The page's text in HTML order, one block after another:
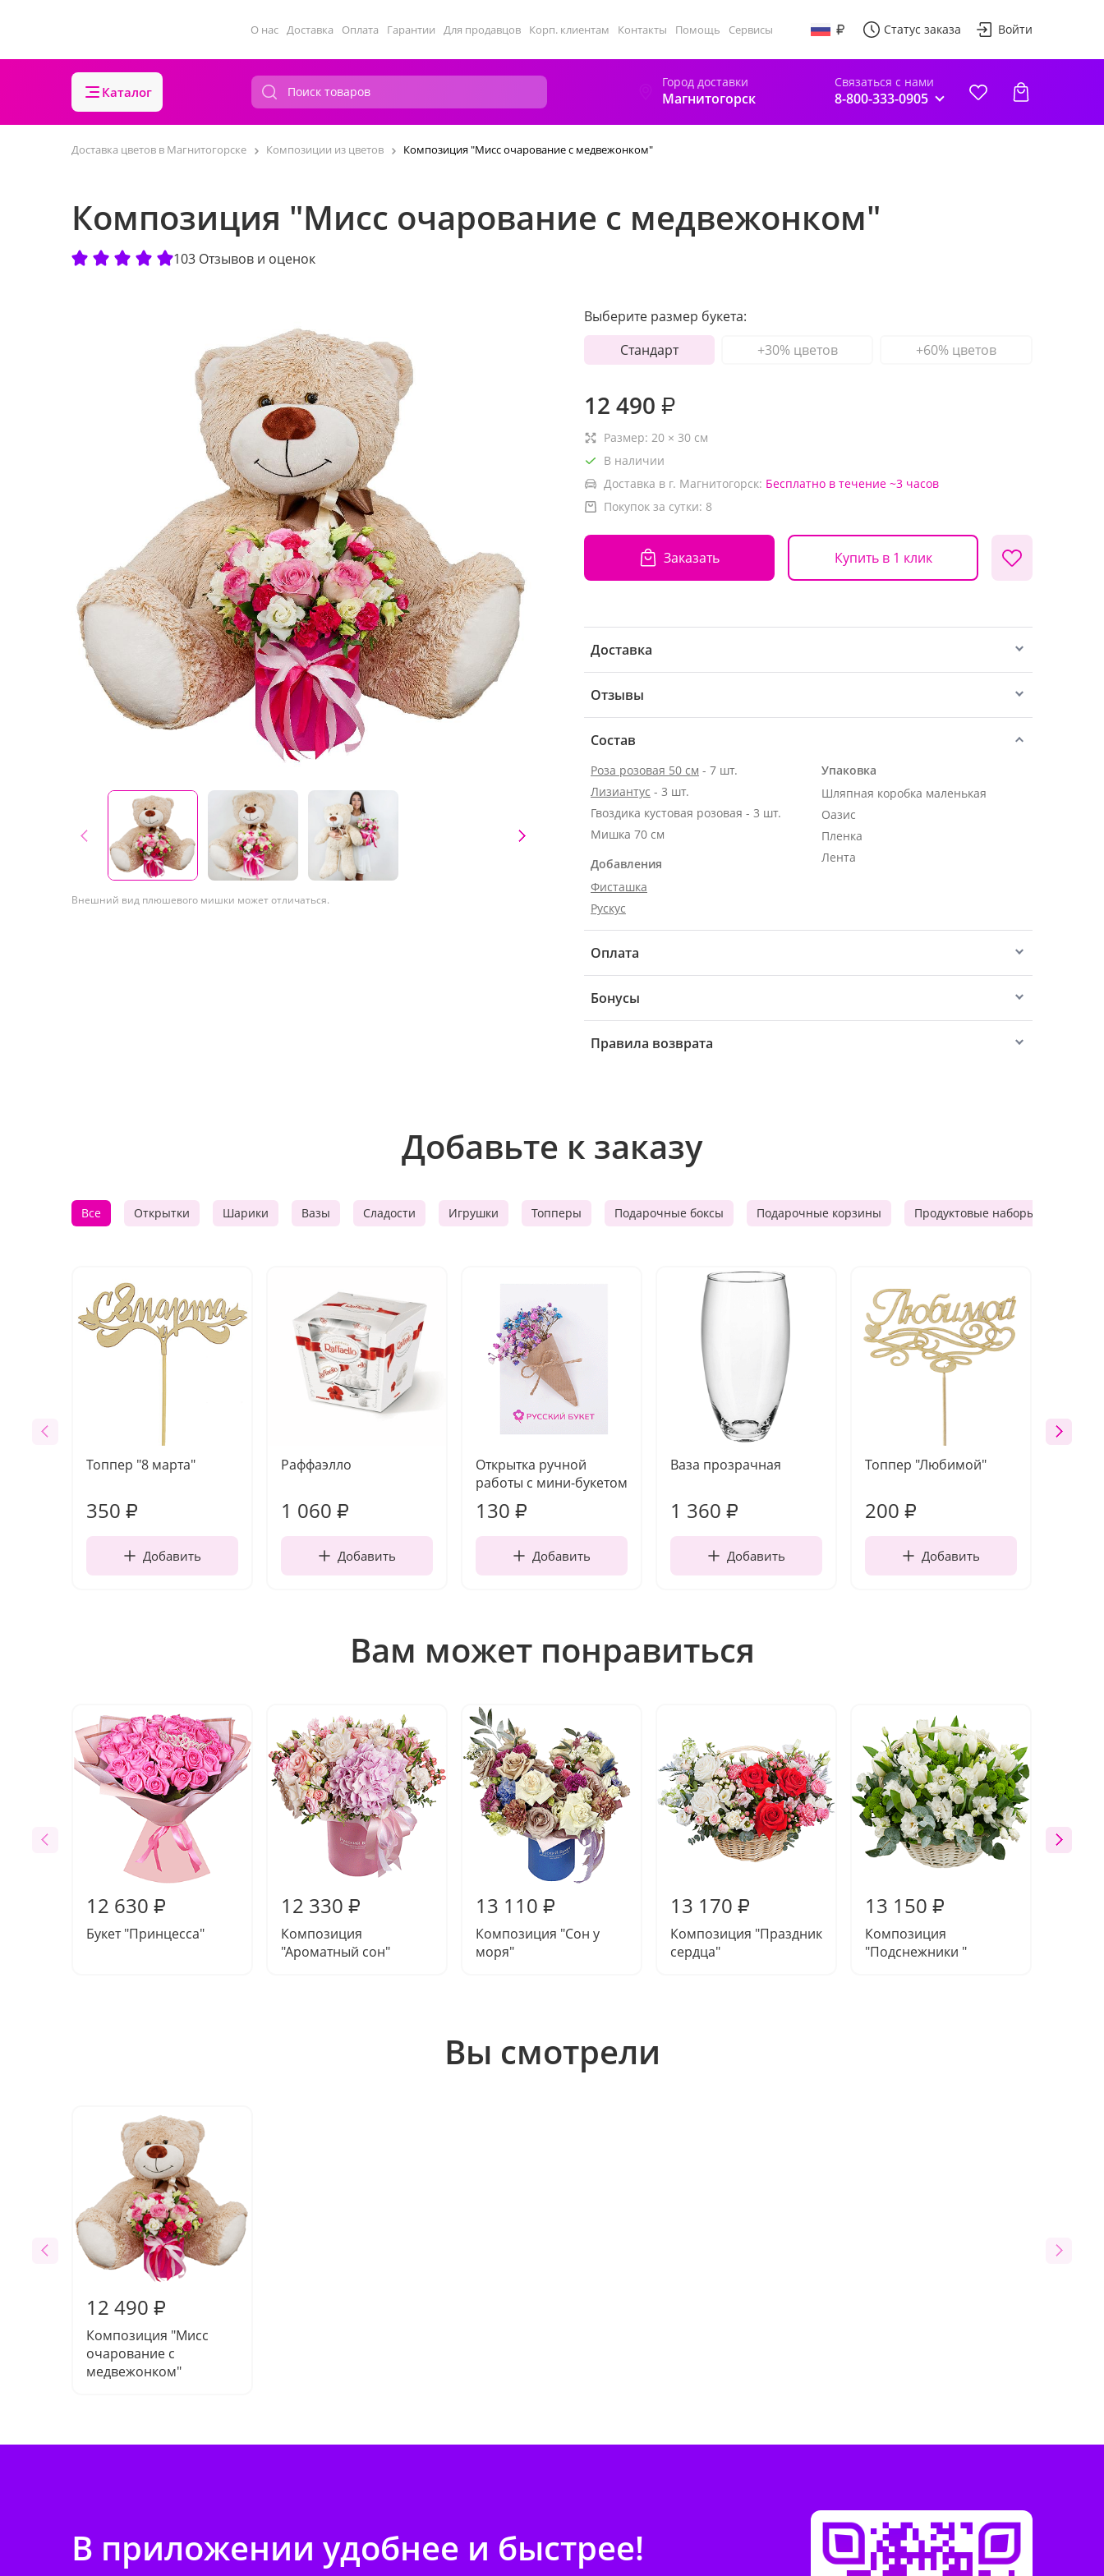
О нас Доставка Оплата Гарантии Для продавцов Корп. клиентам Контакты Помощь Сервисы Статус заказа Войти
Каталог
Город доставки
Магнитогорск
Связаться с нами
8-800-333-0905
Доставка цветов в Магнитогорске Композиции из цветов Композиция "Мисс очарование с медвежонком"
Композиция "Мисс очарование с медвежонком"
103 Отзывов и оценок
Внешний вид плюшевого мишки может отличаться.
Выберите размер букета:
Стандарт
+30% цветов +60% цветов
12 490 ₽
Размер: 20 × 30 см
В наличии
Доставка в г. Магнитогорск: Бесплатно в течение ~3 часов
Покупок за сутки: 8
Заказать Купить в 1 клик
Доставка
Отзывы
Состав
Роза розовая 50 см - 7 шт.
Лизиантус - 3 шт.
Гвоздика кустовая розовая - 3 шт.
Мишка 70 см
Добавления
Фисташка
Рускус
Упаковка
Шляпная коробка маленькая
Оазис
Пленка
Лента
Оплата
Бонусы
Правила возврата
Добавьте к заказу
Все Открытки Шарики Вазы Сладости Игрушки Топперы Подарочные боксы Подарочные корзины Продуктовые наборы
Топпер "8 марта"
350 ₽
Добавить
Раффаэлло
1 060 ₽
Добавить
Открытка ручной
работы с мини-букетом
130 ₽
Добавить
Ваза прозрачная
1 360 ₽
Добавить
Топпер "Любимой"
200 ₽
Добавить
Вам может понравиться
12 630 ₽
Букет "Принцесса"
12 330 ₽
Композиция
"Ароматный сон"
13 110 ₽
Композиция "Сон у
моря"
13 170 ₽
Композиция "Праздник
сердца"
13 150 ₽
Композиция
"Подснежники "
Вы смотрели
12 490 ₽
Композиция "Мисс
очарование с
медвежонком"
В приложении удобнее и быстрее!